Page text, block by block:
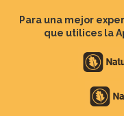
contenido
Para una mejor
que utilices la